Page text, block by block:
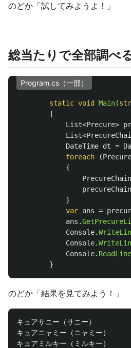
のどか「試してみようよ！」
総当たりで全部調べ
Program.cs（一部）
static void Main(
{
List<Precure>
List<
DateTime dt =
foreach
(Precure
{
}
var ans =
ans .
Console.
Console.
Console. ReadLine
}
のどか「結果を見てみよう！」
キュアサニー（サニー）
キュアニャミー（ニャミー）
キュアミルキー（ミルキー）